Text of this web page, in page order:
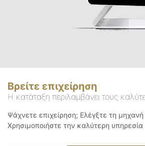
Βρείτε επιχείρηση
Η κατάταξη περιλαμβάνει τους
Ψάχνετε επιχείρηση; Ελέγξτε τη
Χρησιμοποιήστε την καλύτερη υπηρεσία